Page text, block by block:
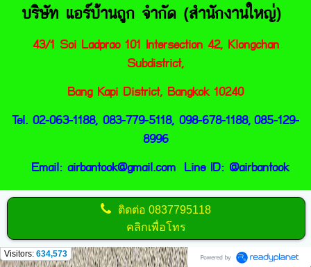
บริษัท แอร์บ้านถูก จำกัด (สำนักงานใหญ่)
43/1 Soi Ladprao 101 Intersection 42, Klongchan
Subdistrict,
Bang Kapi District, Bangkok 10240
Tel. 02-063-1188, 083-779-5118, 098-678-1188,085-129-
8996
Email: airbantook@gmail.comLine ID: @airbantook
ติดต่อ0837795118
คลิกเพื่อโทร
Visitors: 634,573